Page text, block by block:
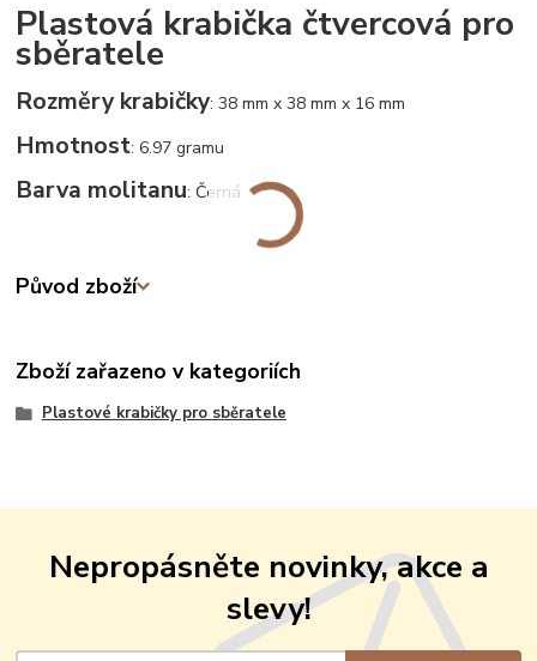
Plastová krabička čtvercová pro
sběratele
Rozměry krabičky: 38 mm x 38 mm x 16 mm
Hmotnost: 6.97 gramu
Barva molitanu: Černá
Původ zboží
Zboží zařazeno v kategoriích
Plastové krabičky pro sběratele
Nepropásněte novinky, akce a
slevy!